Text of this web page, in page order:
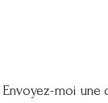
Envoyez-moi une